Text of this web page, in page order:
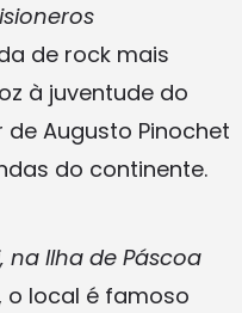
de rock mais
à juventude do
Augusto Pinochet
do continente.
na Ilha de Páscoa
o local é famoso